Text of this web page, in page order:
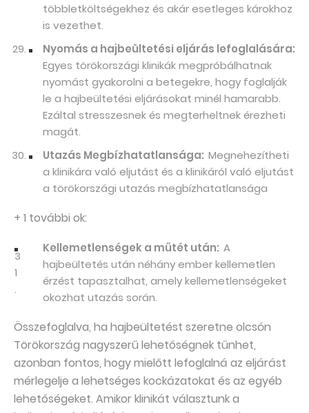
többletköltségekhez és akár esetleges károkhoz
is vezethet.
Nyomás a hajbeültetési eljárás lefoglalására:
Egyes törökországi klinikák megpróbálhatnak
nyomást gyakorolni a betegekre, hogy foglalják
le a hajbeültetési eljárásokat minél hamarabb.
Ezáltal stresszesnek és megterheltnek érezheti
magát.
Utazás Megbízhatatlansága: Megnehezítheti
a klinikára való eljutást és a klinikáról való eljutást
a törökországi utazás megbízhatatlansága
+ 1 további ok:
Kellemetlenségek a műtét után: A
hajbeültetés után néhány ember kellemetlen
érzést tapasztalhat, amely kellemetlenségeket
okozhat utazás során.
Összefoglalva, ha hajbeültetést szeretne olcsón
Törökország nagyszerű lehetőségnek tűnhet,
azonban fontos, hogy mielőtt lefoglalná az eljárást
mérlegelje a lehetséges kockázatokat és az egyéb
lehetőségeket. Amikor klinikát választunk a